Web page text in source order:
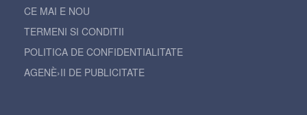
CE MAI E NOU
TERMENI SI CONDITII
POLITICA DE CONFIDENTIALITATE
AGENÈ›II DE PUBLICITATE